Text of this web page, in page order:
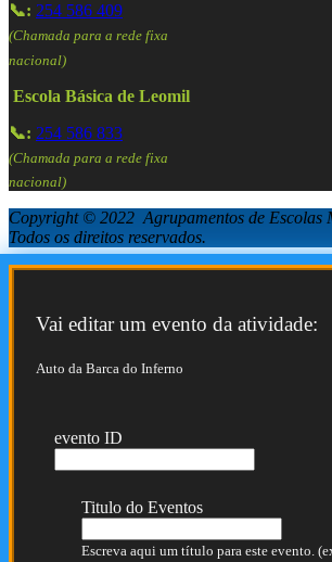
📞: 254 586 409
(Chamada para a rede fixa
nacional)
Escola Básica de Leomil
📞: 254 586 833
(Chamada para a rede fixa
nacional)
Copyright © 2022 Agrupamentos de Escolas
Todos os direitos reservados.
Vai editar um evento da atividade:
Auto da Barca do Inferno
evento ID
Titulo do Eventos
Escreva aqui um título para este evento.